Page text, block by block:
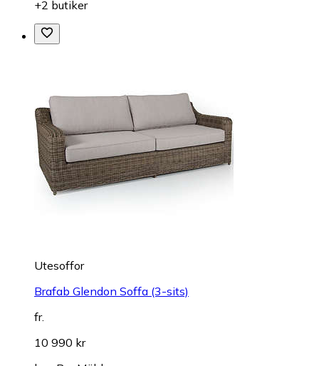
+2 butiker
Utesoffor
Brafab Glendon Soffa (3-sits)
fr.
10 990 kr